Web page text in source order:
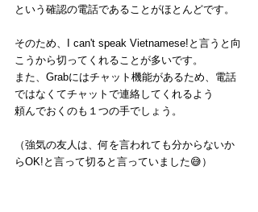
という確認の電話であることがほとんどです。
そのため、I can't speak Vietnamese!と言うと向
こうから切ってくれることが多いです。
また、Grabにはチャット機能があるため、電話
ではなくてチャットで連絡してくれるよう
頼んでおくのも１つの手でしょう。
（強気の友人は、何を言われても分からないか
らOK!と言って切ると言っていました😅）